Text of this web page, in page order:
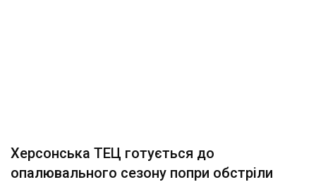
Херсонська ТЕЦ готується до
опалювального сезону попри обстріли